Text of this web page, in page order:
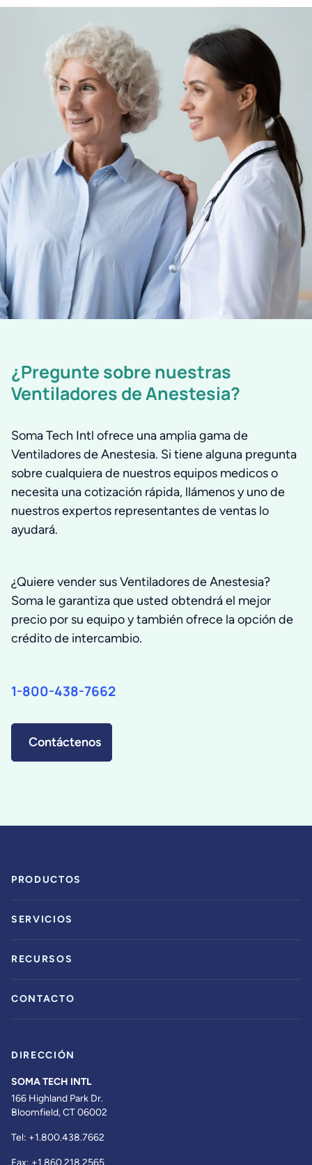
¿Pregunte sobre nuestras
Ventiladores de Anestesia?
Soma Tech Intl ofrece una amplia gama de
Ventiladores de Anestesia. Si tiene alguna pregunta
sobre cualquiera de nuestros equipos medicos o
necesita una cotización rápida, llámenos y uno de
nuestros expertos representantes de ventas lo
ayudará.
¿Quiere vender sus Ventiladores de Anestesia?
Soma le garantiza que usted obtendrá el mejor
precio por su equipo y también ofrece la opción de
crédito de intercambio.
1-800-438-7662
Contáctenos
PRODUCTOS
SERVICIOS
RECURSOS
CONTACTO
DIRECCIÓN
SOMA TECH INTL
166 Highland Park Dr.
Bloomfield, CT 06002
Tel: +1.800.438.7662
Fax: +1.860.218.2565